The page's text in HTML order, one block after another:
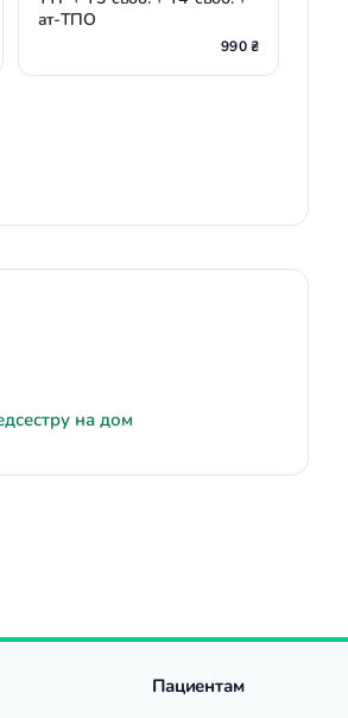
ат-ТПО
990 ₴
на дом
Пациентам